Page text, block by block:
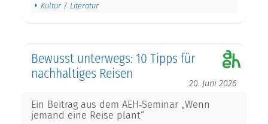
Kultur / Literatur
Bewusst unterwegs: 10 Tipps für
nachhaltiges Reisen
20. Juni 2026
Ein Beitrag aus dem AEH‑Seminar „Wenn
jemand eine Reise plant“